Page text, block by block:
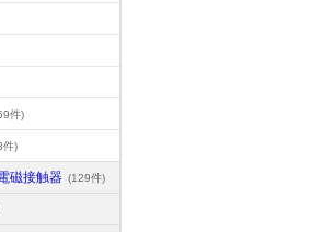
件)
件)
磁接触器 (129件)